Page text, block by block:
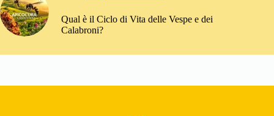
Qual è il Ciclo di Vita delle Vespe e dei
Calabroni?